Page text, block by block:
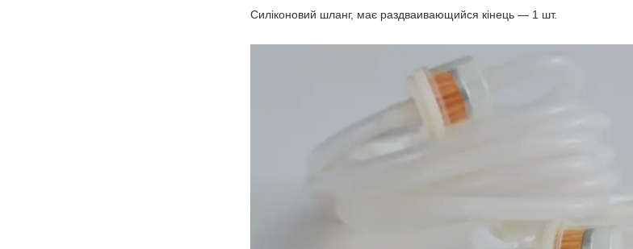
Силіконовий шланг, має раздваивающийся кінець ― 1 шт.